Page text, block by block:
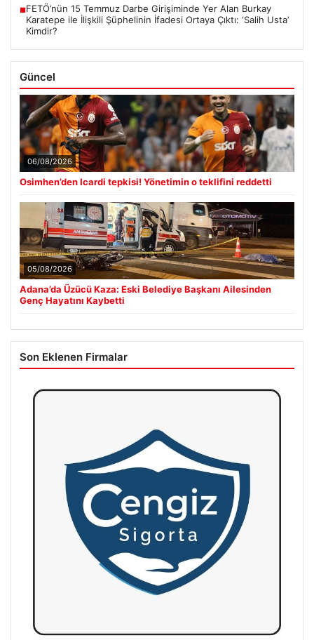
■FETÖ’nün 15 Temmuz Darbe Girişiminde Yer Alan Burkay
Karatepe ile İlişkili Şüphelinin İfadesi Ortaya Çıktı: ‘Salih Usta’
Kimdir?
Güncel
06/08/2026
Osimhen’den Icardi tepkisi! Yönetimin o teklifini reddetti
05/08/2026
Adana’da Üzücü Kaza: Eski Belediye Başkanı Ailesinden
Genç Hayatını Kaybetti
Son Eklenen Firmalar